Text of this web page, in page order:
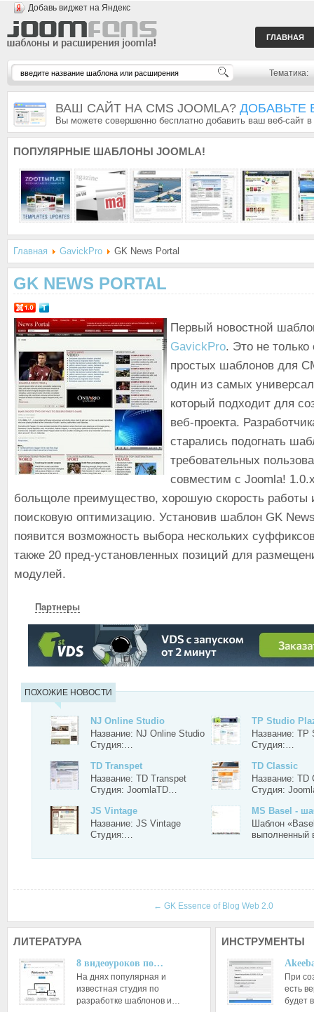
Добавь виджет на Яндекс
ГЛАВНАЯ
Тематика:
ВАШ САЙТ НА CMS JOOMLA? ДОБАВЬТЕ
Вы можете совершенно бесплатно добавить ваш веб-сайт
ПОПУЛЯРНЫЕ ШАБЛОНЫ JOOMLA!
Главная GavickPro GK News Portal
GK NEWS PORTAL
Первый новостной
GavickPro. Это не
простых шаблонов для
один из самых
который подходит для
веб-проекта.
старались подогнать
требовательных
совместим с Joomla!
больщоле преимущество, хорошую скорость работы
поисковую оптимизацию. Установив шаблон GK
появится возможность выбора нескольких
также 20 пред-установленных позиций для
модулей.
Партнеры
ПОХОЖИЕ НОВОСТИ
NJ Online Studio
Название: NJ Online Studio
Студия:…
TP Studio
Название: TP
Студия:…
TD Transpet
Название: TD Transpet
Студия: JoomlaTD…
TD Classic
Название: TD
Студия:
JS Vintage
Название: JS Vintage
Студия:…
MS Basel -
Шаблон
выполненный
← GK Essence of Blog Web 2.0
ЛИТЕРАТУРА
8 видеоуроков по…
На днях популярная и
известная студия по
разработке шаблонов и…
ИНСТРУМЕНТЫ
При
есть
будет